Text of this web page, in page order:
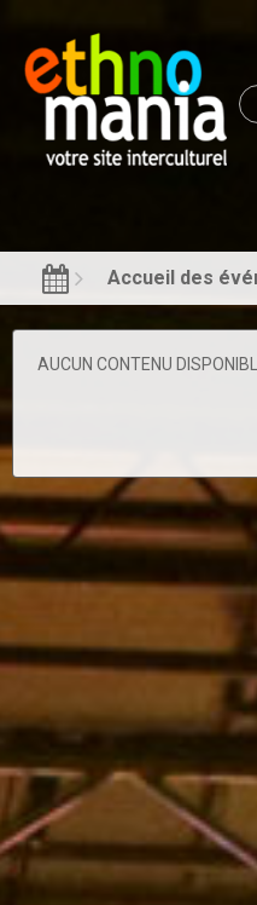
Accueil des
AUCUN CONTENU